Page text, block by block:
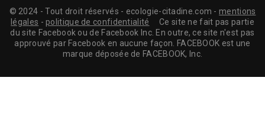
© 2024 - Tout droit réservés - ecologie-citadine.com -mentions
légales -politique de confidentialité Ce site ne fait pas partie
du site Facebook ou de Facebook Inc. En outre, ce site n'est pas
approuvé par Facebook en aucune façon. FACEBOOK est une
marque déposée de FACEBOOK, Inc.